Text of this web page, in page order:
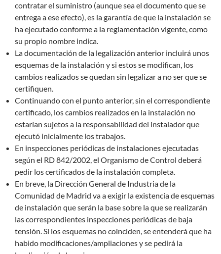
contratar el suministro (aunque sea el documento que se
entrega a ese efecto), es la garantía de que la instalación se
ha ejecutado conforme a la reglamentación vigente, como
su propio nombre indica.
La documentación de la legalización anterior incluirá unos
esquemas de la instalación y si estos se modifican, los
cambios realizados se quedan sin legalizar a no ser que se
certifiquen.
Continuando con el punto anterior, sin el correspondiente
certificado, los cambios realizados en la instalación no
estarían sujetos a la responsabilidad del instalador que
ejecutó inicialmente los trabajos.
En inspecciones periódicas de instalaciones ejecutadas
según el RD 842/2002, el Organismo de Control deberá
pedir los certificados de la instalación completa.
En breve, la Dirección General de Industria de la
Comunidad de Madrid va a exigir la existencia de esquemas
de instalación que serán la base sobre la que se realizarán
las correspondientes inspecciones periódicas de baja
tensión. Si los esquemas no coinciden, se entenderá que ha
habido modificaciones/ampliaciones y se pedirá la